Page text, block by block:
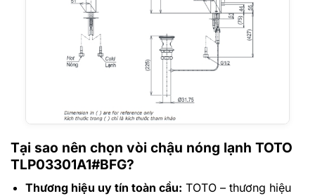
Tại sao nên chọn vòi chậu nóng lạnh TOTO
TLP03301A1#BFG?
Thương hiệu uy tín toàn cầu: TOTO – thương hiệu